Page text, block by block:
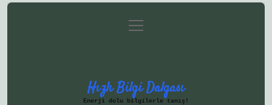
Gizlilik Politikası
menüyü
aç
Hızlı Bilgi Dalgası
Enerji dolu bilgilerle tanış!